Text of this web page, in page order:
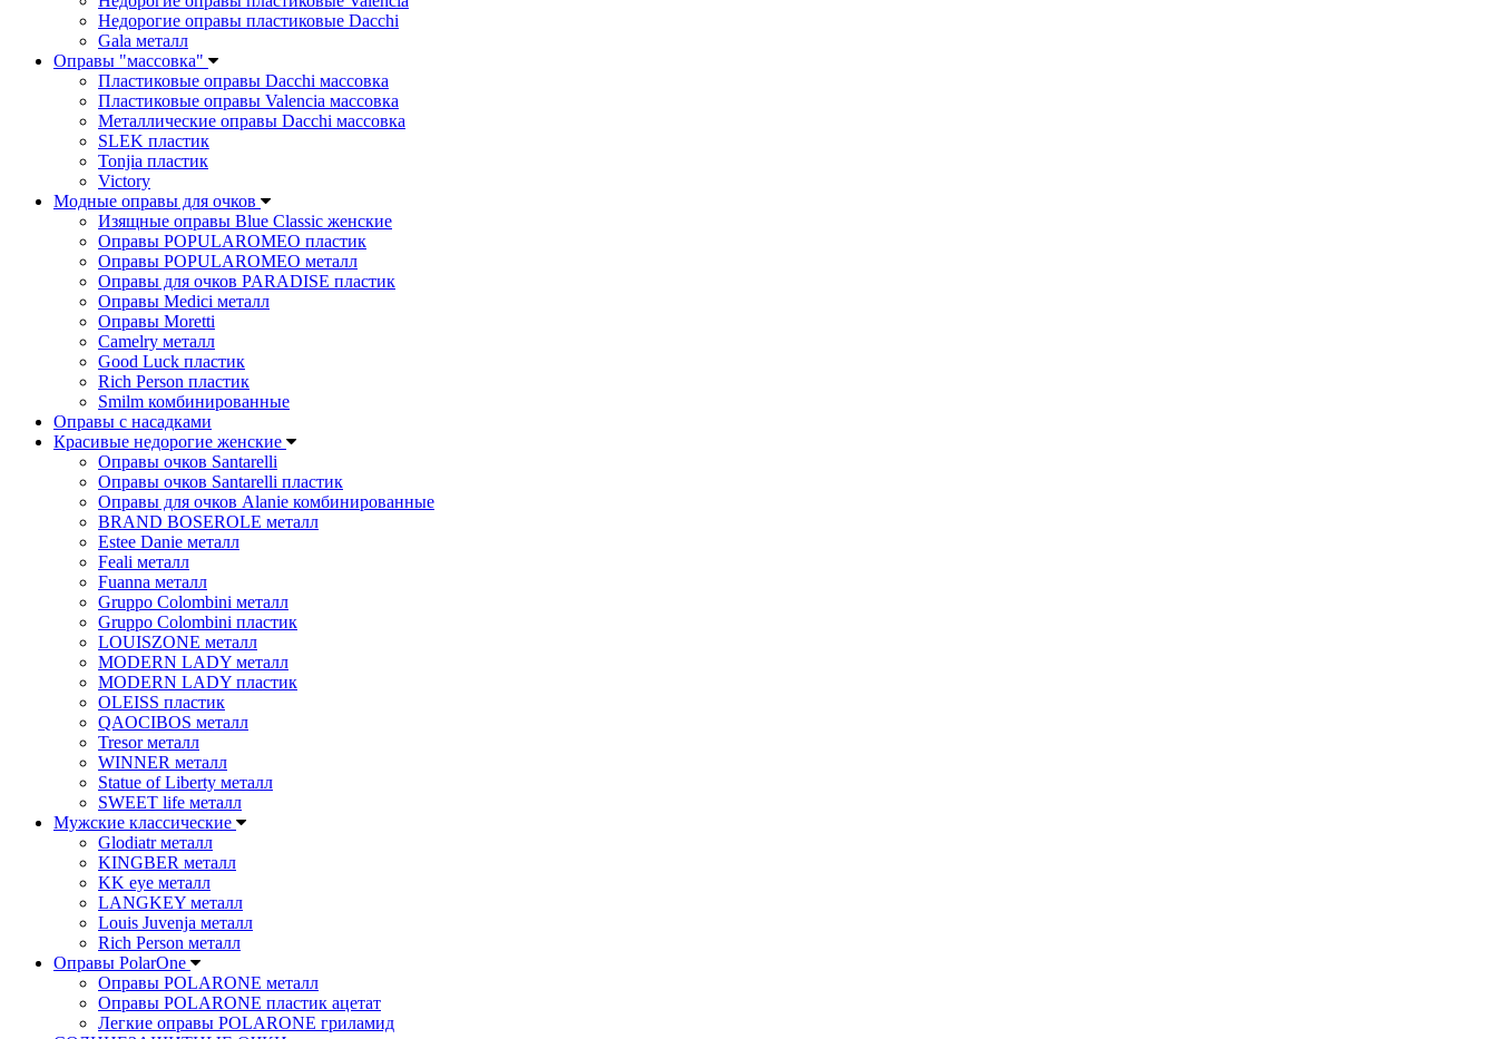
Недорогие оправы пластиковые Dacchi
Gala металл
Оправы "массовка"
Пластиковые оправы Dacchi массовка
Пластиковые оправы Valencia массовка
Металлические оправы Dacchi массовка
SLEK пластик
Tonjia пластик
Victory
Модные оправы для очков
Изящные оправы Blue Classic женские
Оправы POPULAROMEO пластик
Оправы POPULAROMEO металл
Оправы для очков PARADISE пластик
Оправы Medici металл
Оправы Moretti
Camelry металл
Good Luck пластик
Rich Person пластик
Smilm комбинированные
Оправы с насадками
Красивые недорогие женские
Оправы очков Santarelli
Оправы очков Santarelli пластик
Оправы для очков Alanie комбинированные
BRAND BOSEROLE металл
Estee Danie металл
Feali металл
Fuanna металл
Gruppo Colombini металл
Gruppo Colombini пластик
LOUISZONE металл
MODERN LADY металл
MODERN LADY пластик
OLEISS пластик
QAOCIBOS металл
Tresor металл
WINNER металл
Statue of Liberty металл
SWEET life металл
Мужские классические
Glodiatr металл
KINGBER металл
KK eye металл
LANGKEY металл
Louis Juvenja металл
Rich Person металл
Оправы PolarOne
Оправы POLARONE металл
Оправы POLARONE пластик ацетат
Легкие оправы POLARONE гриламид